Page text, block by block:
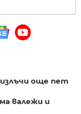
още пет
валежи и